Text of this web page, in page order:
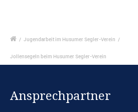
/ Jugendarbeit im Husumer Segler-Verein /
Jollensegeln beim Husumer Segler-Verein
Ansprechpartner